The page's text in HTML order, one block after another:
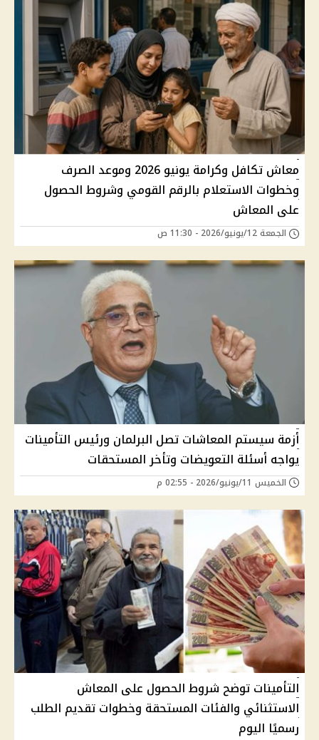
معاش تكافل وكرامة يونيو 2026 وموعد الصرف
وخطوات الاستعلام بالرقم القومي وشروط الحصول
على المعاش
الجمعة 12/يونيو/2026 - 11:30 ص
أزمة سيستم المعاشات تصل البرلمان ورئيس التأمينات
يواجه أسئلة التعويضات وتأخر المستحقات
الخميس 11/يونيو/2026 - 02:55 م
التأمينات توضح شروط الحصول على المعاش
الاستثنائي والفئات المستحقة وخطوات تقديم الطلب
رسميًا اليوم